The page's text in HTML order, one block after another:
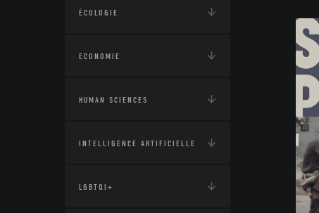
ÉCOLOGIE
ECONOMIE
HUMAN SCIENCES
INTELLIGENCE ARTIFICIELLE
LGBTQI+